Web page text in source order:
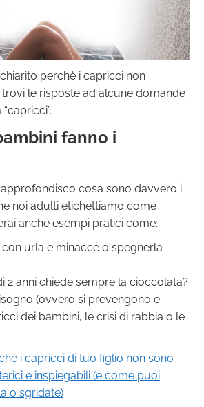
perchè i capricci non
le risposte ad alcune domande
fanno i
cosa sono davvero i
noi adulti etichettiamo come
anche esempi pratici come:
urla e minacce o spegnerla
2 anni chiede sempre la cioccolata?
(ovvero si prevengono e
dei bambini, le crisi di rabbia o le
i capricci di tuo figlio non sono
e inspiegabili (e come puoi
o sgridate)